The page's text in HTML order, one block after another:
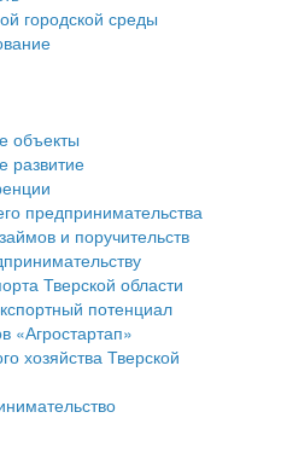
области
округа
ранее учтенных
субъектов малого и
субъектов малого и
городской среды
объекты
развитие
предпринимательства
и поручительств
Тверской области
потенциал
«Агростартап»
хозяйства Тверской